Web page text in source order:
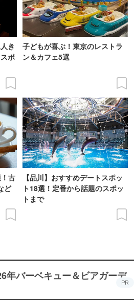
き
ポ
子どもが喜ぶ！東京のレストラ
ン＆カフェ5選
古
ど
【品川】おすすめデートスポッ
ト18選！定番から話題のスポッ
トまで
年バーベキュー＆ビアガーデ
PR